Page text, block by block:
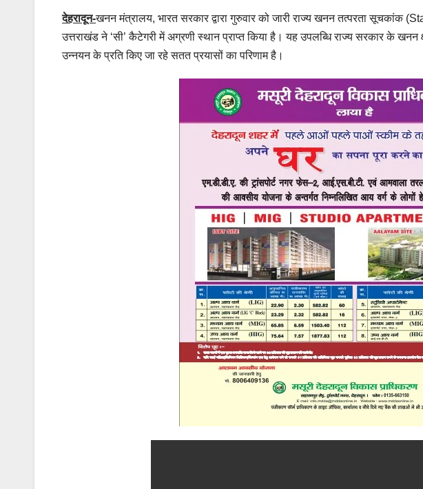
देहरादून-खनन मंत्रालय, भारत सरकार द्वारा गुरुवार को जारी राज्य खनन तत्परता
उत्तराखंड ने ‘सी’ कैटेगरी में अग्रणी स्थान प्राप्त किया है। यह उपलब्धि राज्य सरकार के खनन
उन्नयन के प्रति किए जा रहे सतत प्रयासों का परिणाम है।